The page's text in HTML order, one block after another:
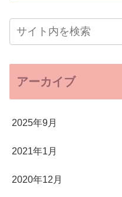
アーカイブ
2025年9月
2021年1月
2020年12月